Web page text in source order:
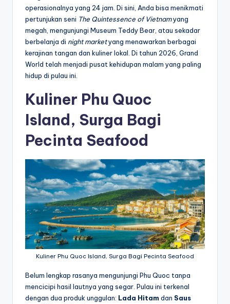
operasionalnya yang 24 jam. Di sini, Anda bisa menikmati
pertunjukan seni The Quintessence of Vietnamyang
megah, mengunjungi Museum Teddy Bear, atau sekadar
berbelanja di night marketyang menawarkan berbagai
kerajinan tangan dan kuliner lokal. Di tahun 2026, Grand
World telah menjadi pusat kehidupan malam yang paling
hidup di pulau ini.
Kuliner Phu Quoc
Island, Surga Bagi
Pecinta Seafood
Kuliner Phu Quoc Island, Surga Bagi Pecinta Seafood
Belum lengkap rasanya mengunjungi Phu Quoc tanpa
mencicipi hasil lautnya yang segar. Pulau ini terkenal
dengan dua produk unggulan: Lada Hitam dan Saus